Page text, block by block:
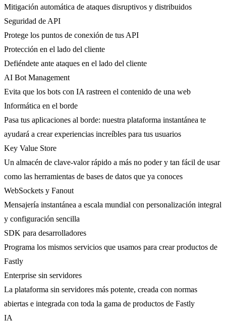
Mitigación automática de ataques disruptivos y distribuidos
Seguridad de API
Protege los puntos de conexión de tus API
Protección en el lado del cliente
Defiéndete ante ataques en el lado del cliente
AI Bot Management
Evita que los bots con IA rastreen el contenido de una web
Informática en el borde
Pasa tus aplicaciones al borde: nuestra plataforma instantánea te
ayudará a crear experiencias increíbles para tus usuarios
Key Value Store
Un almacén de clave-valor rápido a más no poder y tan fácil de usar
como las herramientas de bases de datos que ya conoces
WebSockets y Fanout
Mensajería instantánea a escala mundial con personalización integral
y configuración sencilla
SDK para desarrolladores
Programa los mismos servicios que usamos para crear productos de
Fastly
Enterprise sin servidores
La plataforma sin servidores más potente, creada con normas
abiertas e integrada con toda la gama de productos de Fastly
IA